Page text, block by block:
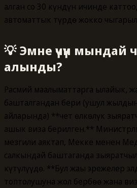
алган соң 30 күндүн ичинде
автоматтык түрдө жокко
💡 Эмне үчүн мындай
алынды?
Расмий маалыматтарга ылайык,
башталгандан бери (ушул
айларында) **чет өлкөлүк
ашык виза берилген.**
мезгили аяктап, Мекке менен
салкындай баштаганда
күтүлүүдө. **Бул жаңы эрежелер
топтолушуна жол бербөө жана